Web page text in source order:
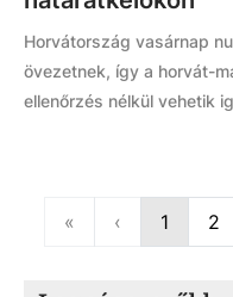
Horvátország vasárnap
övezetnek, így a horvát-
ellenőrzés nélkül vehetik
« ‹Previous
1 2